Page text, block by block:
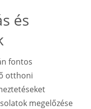
és
fontos
otthoni
megelőzése